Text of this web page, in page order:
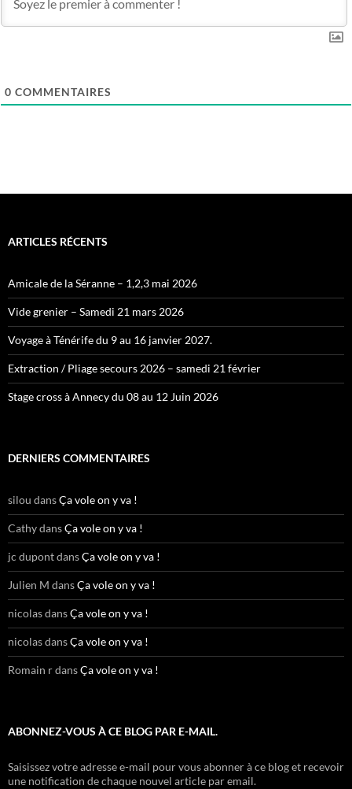
0 COMMENTAIRES
ARTICLES RÉCENTS
Amicale de la Séranne – 1,2,3 mai 2026
Vide grenier – Samedi 21 mars 2026
Voyage à Ténérife du 9 au 16 janvier 2027.
Extraction / Pliage secours 2026 – samedi 21 février
Stage cross à Annecy du 08 au 12 Juin 2026
DERNIERS COMMENTAIRES
silou dansÇa vole on y va !
CathydansÇa vole on y va !
jc dupontdansÇa vole on y va !
Julien M dansÇa vole on y va !
nicolasdansÇa vole on y va !
nicolasdansÇa vole on y va !
Romain rdansÇa vole on y va !
ABONNEZ-VOUS À CE BLOG PAR E-MAIL.
Saisissez votre adresse e-mail pour vous abonner à ce blog et recevoir
une notification de chaque nouvel article par email.